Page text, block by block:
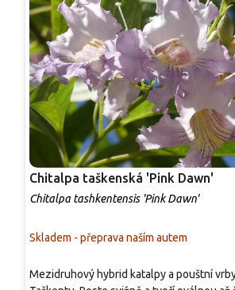
Chitalpa taškenská 'Pink Dawn'
Chitalpa tashkentensis 'Pink Dawn'
Skladem - přeprava naším autem
Mezidruhový hybrid katalpy a pouštní